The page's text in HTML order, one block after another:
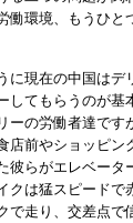
働環境、もうひと
に現在の中国はデ
してもらうのが基
ーの労働者達です
店前やショッピン
彼らがエレベータ
クは猛スピードで
で走り、交差点で